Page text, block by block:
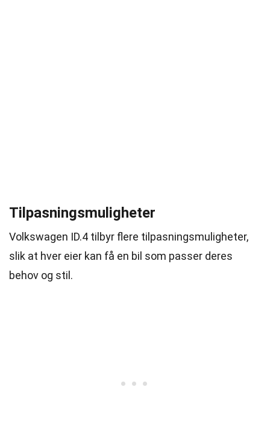
Tilpasningsmuligheter
Volkswagen ID.4 tilbyr flere tilpasningsmuligheter,
slik at hver eier kan få en bil som passer deres
behov og stil.